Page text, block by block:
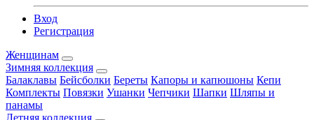
Вход
Регистрация
Женщинам
Зимняя коллекция
Балаклавы Бейсболки Береты Капоры и капюшоны Кепи
Комплекты Повязки Ушанки Чепчики Шапки Шляпы и
панамы
Летняя коллекция